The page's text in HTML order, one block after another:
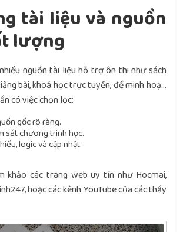
tài liệu và nguồn
lượng
nguồn tài liệu hỗ trợ ôn thi như sách
bài, khoá học trực tuyến, đề minh hoạ…
có việc chọn lọc:
gốc rõ ràng.
sát chương trình học.
logic và cập nhật.
khảo các trang web uy tín như Hocmai,
hoặc các kênh YouTube của các thầy